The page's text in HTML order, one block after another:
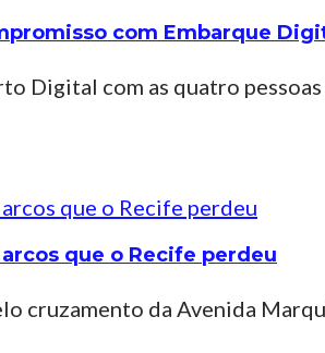
com Embarque
Digital com as quatro
que o Recife perdeu
cruzamento da Avenida